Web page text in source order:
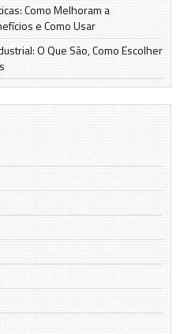
Como Melhoram a
e Como Usar
O Que São, Como Escolher